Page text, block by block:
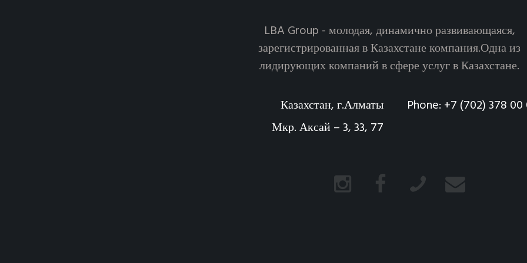
LBA Group - молодая, динамично развивающаяся,
зарегистрированная в Казахстане компания.Одна из
лидирующих компаний в сфере услуг в Казахстане.
Phone: +7 (702) 378 00
Казахстан, г.Алматы
Мкр. Аксай – 3, 33, 77